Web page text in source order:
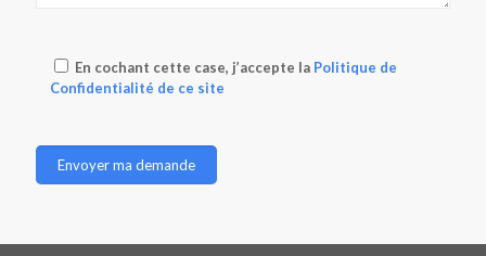
En cochant cette case, j’accepte la Politique de
Confidentialité de ce site